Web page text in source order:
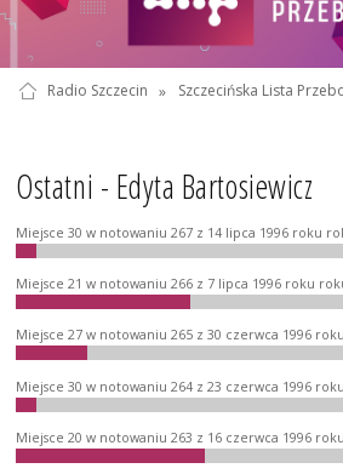
Radio Szczecin » Szczecińska Lista
Ostatni - Edyta Bartosiewicz
Miejsce 30 w notowaniu 267 z 14 lipca 1996 roku
Miejsce 21 w notowaniu 266 z 7 lipca 1996 roku
Miejsce 27 w notowaniu 265 z 30 czerwca 1996
Miejsce 30 w notowaniu 264 z 23 czerwca 1996
Miejsce 20 w notowaniu 263 z 16 czerwca 1996